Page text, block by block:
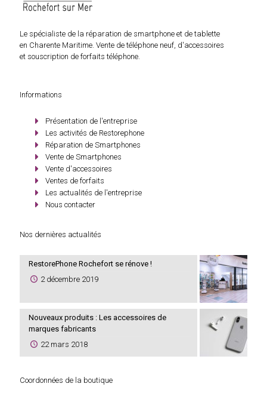
Le spécialiste de la réparation de smartphone et de tablette
en Charente Maritime. Vente de téléphone neuf, d'accessoires
et souscription de forfaits téléphone.
Informations
Présentation de l'entreprise
Les activités de Restorephone
Réparation de Smartphones
Vente de Smartphones
Vente d'accessoires
Ventes de forfaits
Les actualités de l'entreprise
Nous contacter
Nos dernières actualités
RestorePhone Rochefort se rénove !
2 décembre 2019
Nouveaux produits : Les accessoires de
marques fabricants
22 mars 2018
Coordonnées de la boutique